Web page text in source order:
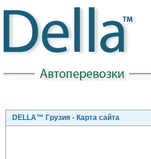
DELLA™ Грузия - Карта сайта